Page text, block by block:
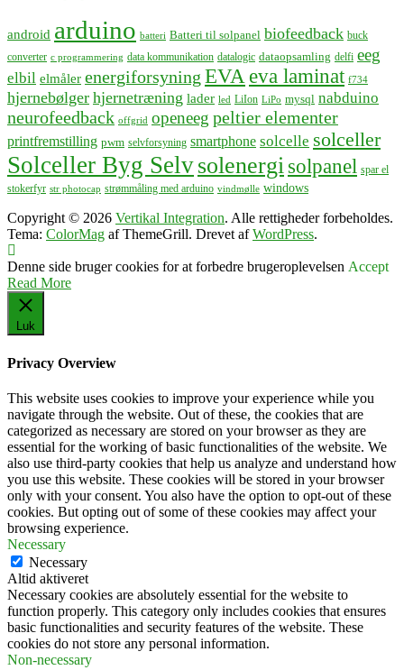
android arduino batteri Batteri til solpanel biofeedback buck
converter c programmering data kommunikation datalogic dataopsamling delfi eeg
elbil elmåler energiforsyning EVA eva laminat f734
hjernebølger hjernetræning lader led LiIon LiPo mysql nabduino
neurofeedback offgrid openeeg peltier elementer
printfremstilling pwm selvforsyning smartphone solcelle solceller
Solceller Byg Selvsolenergisolpanel spar el
stokerfyr str photocap strømmåling med arduino vindmølle windows
Copyright © 2026 Vertikal Integration. Alle rettigheder forbeholdes.
Tema: ColorMag af ThemeGrill. Drevet afWordPress.
Denne side bruger cookies for at forbedre brugeroplevelsen Accept
Read More
Luk
Privacy Overview
This website uses cookies to improve your experience while you
navigate through the website. Out of these, the cookies that are
categorized as necessary are stored on your browser as they are
essential for the working of basic functionalities of the website. We
also use third-party cookies that help us analyze and understand how
you use this website. These cookies will be stored in your browser
only with your consent. You also have the option to opt-out of these
cookies. But opting out of some of these cookies may affect your
browsing experience.
Necessary
Necessary
Altid aktiveret
Necessary cookies are absolutely essential for the website to
function properly. This category only includes cookies that ensures
basic functionalities and security features of the website. These
cookies do not store any personal information.
Non-necessary